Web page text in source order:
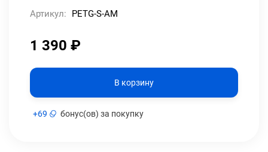
Артикул: PETG-S-AM
1 390 ₽
В корзину
+69 бонус(ов) за покупку